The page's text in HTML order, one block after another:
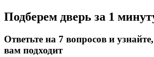
Подберем дверь за 1
Ответьте на 7 вопросов и
вам подходит